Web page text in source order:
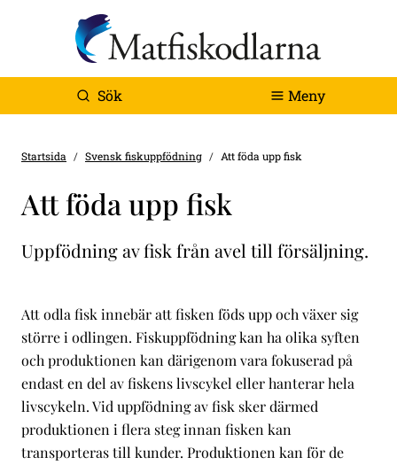
Sök Meny
Startsida Svensk fiskuppfödning Att föda upp fisk
Att föda upp fisk
Uppfödning av fisk från avel till försäljning.
Att odla fisk innebär att fisken föds upp och växer sig
större i odlingen. Fiskuppfödning kan ha olika syften
och produktionen kan därigenom vara fokuserad på
endast en del av fiskens livscykel eller hanterar hela
livscykeln. Vid uppfödning av fisk sker därmed
produktionen i flera steg innan fisken kan
transporteras till kunder. Produktionen kan för de